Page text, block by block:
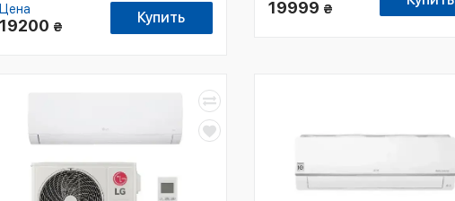
Цена
19200 ₴
Купить
19999 ₴